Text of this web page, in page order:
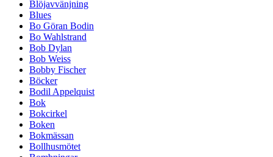
Blöjavvänjning
Blues
Bo Göran Bodin
Bo Wahlstrand
Bob Dylan
Bob Weiss
Bobby Fischer
Böcker
Bodil Appelquist
Bok
Bokcirkel
Boken
Bokmässan
Bollhusmötet